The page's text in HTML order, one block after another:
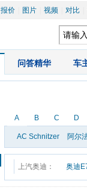
报价 图片 视频 对比
问答精华 车
A B C D
AC Schnitzer 阿尔
上汽奥迪： 奥迪